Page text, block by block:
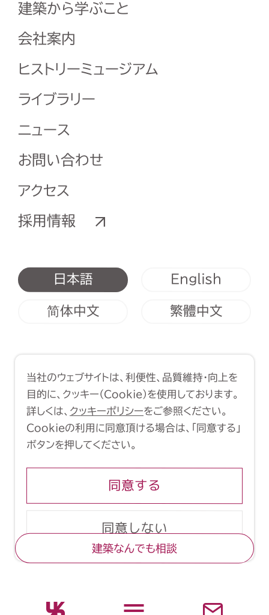
建築なんでも相談
建築から学ぶこと
会社案内
ヒストリーミュージアム
ライブラリー
ニュース
お問い合わせ
アクセス
採用情報
日本語 English
简体中文 繁體中文
Copyright (C) 1998-2026 Yasui
Architects & Engineers, Inc.
当社のウェブサイトは、利便性、品質維持・向上を
目的に、クッキー（Cookie）を使用しております。
詳しくは、 クッキーポリシーをご参照ください。
Cookieの利用に同意頂ける場合は、「同意する」
ボタンを押してください。
同意する
同意しない